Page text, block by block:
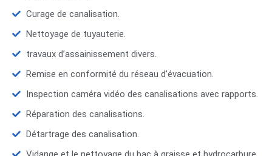
Curage de canalisation.
Nettoyage de tuyauterie.
travaux d’assainissement divers.
Remise en conformité du réseau d'évacuation.
Inspection caméra vidéo des canalisations avec rapports.
Réparation des canalisations.
Détartrage des canalisation.